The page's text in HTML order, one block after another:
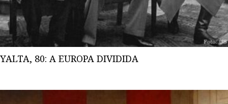
YALTA, 80: A EUROPA DIVIDIDA